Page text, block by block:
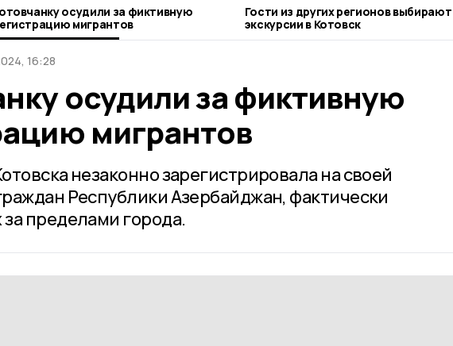
осудили за фиктивную
мигрантов
Гости из других регионов выбирают
экскурсии в Котовск
16:28
осудили за фиктивную
мигрантов
незаконно зарегистрировала на своей
Республики Азербайджан, фактически
пределами города.